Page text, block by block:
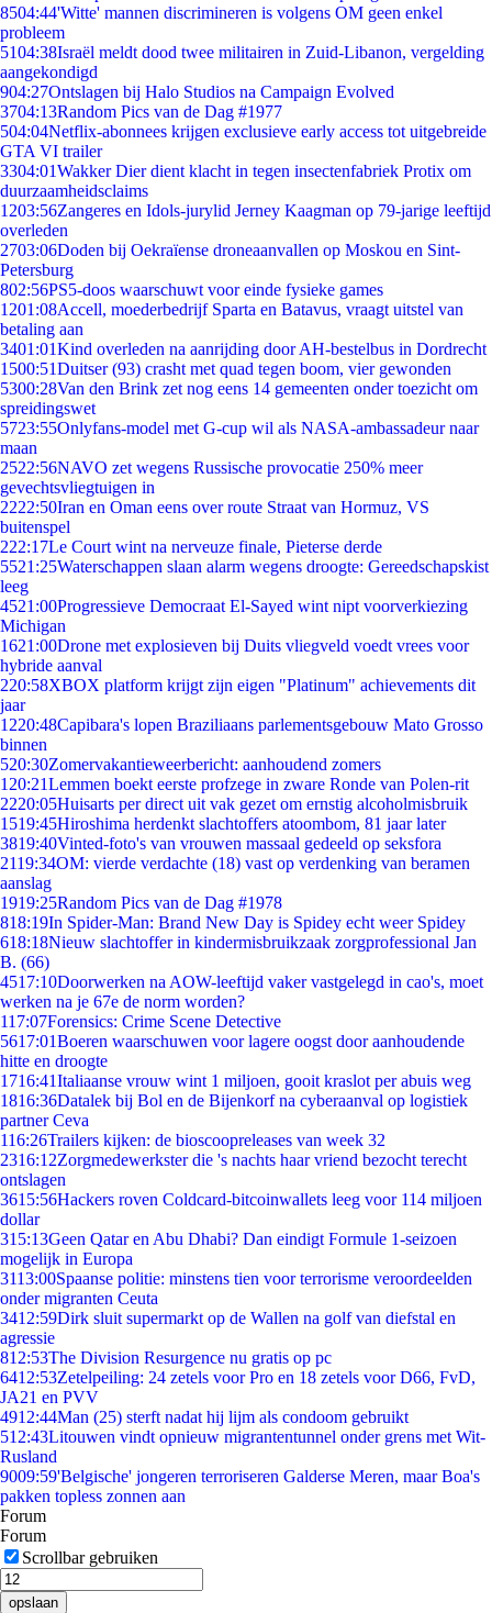
8504:44'Witte' mannen discrimineren is volgens OM geen enkel
probleem
5104:38Israël meldt dood twee militairen in Zuid-Libanon, vergelding
aangekondigd
904:27Ontslagen bij Halo Studios na Campaign Evolved
3704:13Random Pics van de Dag #1977
504:04Netflix-abonnees krijgen exclusieve early access tot uitgebreide
GTA VI trailer
3304:01Wakker Dier dient klacht in tegen insectenfabriek Protix om
duurzaamheidsclaims
1203:56Zangeres en Idols-jurylid Jerney Kaagman op 79-jarige leeftijd
overleden
2703:06Doden bij Oekraïense droneaanvallen op Moskou en Sint-
Petersburg
802:56PS5-doos waarschuwt voor einde fysieke games
1201:08Accell, moederbedrijf Sparta en Batavus, vraagt uitstel van
betaling aan
3401:01Kind overleden na aanrijding door AH-bestelbus in Dordrecht
1500:51Duitser (93) crasht met quad tegen boom, vier gewonden
5300:28Van den Brink zet nog eens 14 gemeenten onder toezicht om
spreidingswet
5723:55Onlyfans-model met G-cup wil als NASA-ambassadeur naar
maan
2522:56NAVO zet wegens Russische provocatie 250% meer
gevechtsvliegtuigen in
2222:50Iran en Oman eens over route Straat van Hormuz, VS
buitenspel
222:17Le Court wint na nerveuze finale, Pieterse derde
5521:25Waterschappen slaan alarm wegens droogte: Gereedschapskist
leeg
4521:00Progressieve Democraat El-Sayed wint nipt voorverkiezing
Michigan
1621:00Drone met explosieven bij Duits vliegveld voedt vrees voor
hybride aanval
220:58XBOX platform krijgt zijn eigen "Platinum" achievements dit
jaar
1220:48Capibara's lopen Braziliaans parlementsgebouw Mato Grosso
binnen
520:30Zomervakantieweerbericht: aanhoudend zomers
1 20:21Lemmen boekt eerste profzege in zware Ronde van Polen-rit
2220:05Huisarts per direct uit vak gezet om ernstig alcoholmisbruik
1519:45Hiroshima herdenkt slachtoffers atoombom, 81 jaar later
3819:40Vinted-foto's van vrouwen massaal gedeeld op seksfora
2119:34OM: vierde verdachte (18) vast op verdenking van beramen
aanslag
1919:25Random Pics van de Dag #1978
818:19In Spider-Man: Brand New Day is Spidey echt weer Spidey
618:18Nieuw slachtoffer in kindermisbruikzaak zorgprofessional Jan
B. (66)
4517:10Doorwerken na AOW-leeftijd vaker vastgelegd in cao's, moet
werken na je 67e de norm worden?
117:07Forensics: Crime Scene Detective
5617:01Boeren waarschuwen voor lagere oogst door aanhoudende
hitte en droogte
1716:41Italiaanse vrouw wint 1 miljoen, gooit kraslot per abuis weg
1816:36Datalek bij Bol en de Bijenkorf na cyberaanval op logistiek
partner Ceva
116:26Trailers kijken: de bioscoopreleases van week 32
2316:12Zorgmedewerkster die 's nachts haar vriend bezocht terecht
ontslagen
3615:56Hackers roven Coldcard-bitcoinwallets leeg voor 114 miljoen
dollar
315:13Geen Qatar en Abu Dhabi? Dan eindigt Formule 1-seizoen
mogelijk in Europa
3113:00Spaanse politie: minstens tien voor terrorisme veroordeelden
onder migranten Ceuta
3412:59Dirk sluit supermarkt op de Wallen na golf van diefstal en
agressie
812:53The Division Resurgence nu gratis op pc
6412:53Zetelpeiling: 24 zetels voor Pro en 18 zetels voor D66, FvD,
JA21 en PVV
4912:44Man (25) sterft nadat hij lijm als condoom gebruikt
512:43Litouwen vindt opnieuw migrantentunnel onder grens met Wit-
Rusland
9009:59'Belgische' jongeren terroriseren Galderse Meren, maar Boa's
pakken topless zonnen aan
Forum
Forum
Scrollbar gebruiken
opslaan